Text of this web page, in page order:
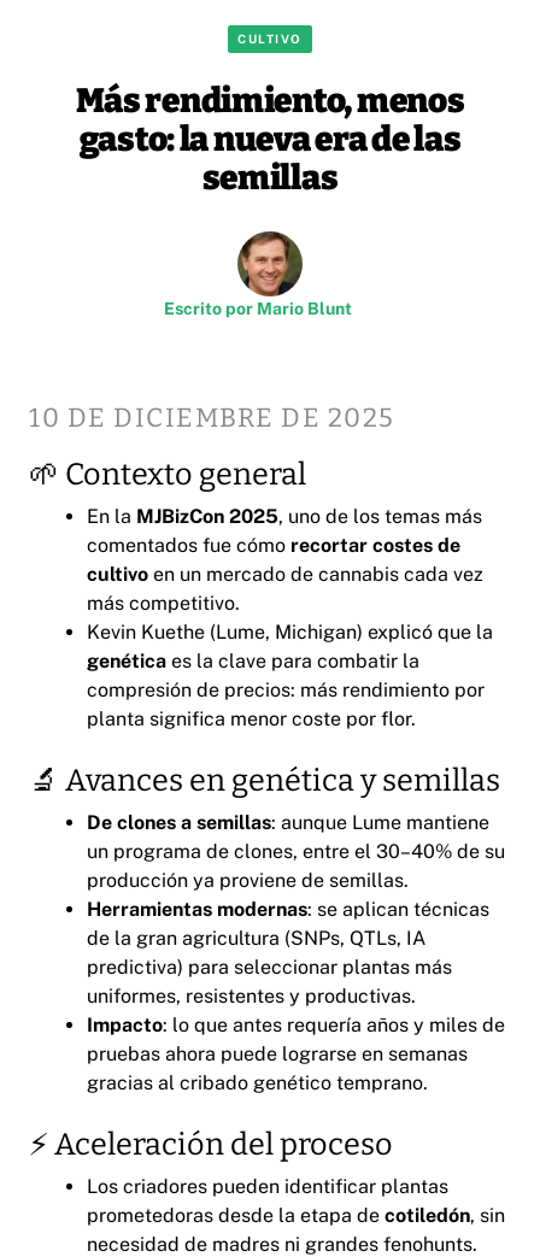
CULTIVO
Más rendimiento, menos
gasto: la nueva era de las
semillas
Escrito por Mario Blunt
10 DE DICIEMBRE DE 2025
🌱 Contexto general
En la MJBizCon 2025, uno de los temas más
comentados fue cómo recortar costes de
cultivo en un mercado de cannabis cada vez
más competitivo.
Kevin Kuethe (Lume, Michigan) explicó que la
genética es la clave para combatir la
compresión de precios: más rendimiento por
planta significa menor coste por flor.
🔬 Avances en genética y semillas
De clones a semillas: aunque Lume mantiene
un programa de clones, entre el 30–40% de su
producción ya proviene de semillas.
Herramientas modernas: se aplican técnicas
de la gran agricultura (SNPs, QTLs, IA
predictiva) para seleccionar plantas más
uniformes, resistentes y productivas.
Impacto: lo que antes requería años y miles de
pruebas ahora puede lograrse en semanas
gracias al cribado genético temprano.
⚡ Aceleración del proceso
Los criadores pueden identificar plantas
prometedoras desde la etapa de cotiledón, sin
necesidad de madres ni grandes fenohunts.